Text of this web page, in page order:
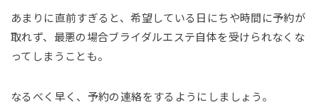
あまりに直前すぎると、希望している日にちや時間に予約が
取れず、最悪の場合ブライダルエステ自体を受けられなくな
ってしまうことも。
なるべく早く、予約の連絡をするようにしましょう。